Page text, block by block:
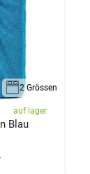
2 Grössen
auf lager
Blau